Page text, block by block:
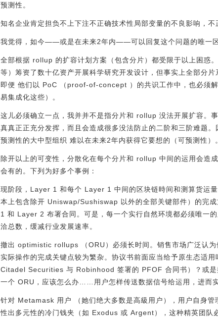
预测性。
知名企业肯定担负不上下注不正确技术性局部变量的不良影响，
我觉得，如今——或是在未来2年内——可以回复这个问题的唯一
全部根据 rollup 的扩容计划方案（包含分片）都受限于以上困
等）筹资了数十亿资产开展科学研究开发设计，但事实上全部分
即便 他们以 PoC （proof-of-concept ）的共识工作中，也必须
易集成化这些）。
这儿必须确立一点，我并并不是指分片和 rollup 没法开展扩容。
真真正正充分发挥，而且会造成很多没法防止的二阶和三阶难题
预测性的大中型组织 难以在未来2年内获得它要想的（可预测性）
除开以上的可变性，分散化在每个分片和 rollup 中间的运用会造
会有的。下列为好多个事例：
现阶段，Layer 1 和每个 Layer 1 中间的区块链時间和测算货运
本上包含除开 Uniswap/Sushiswap 以外的全部关键部件）的完
1 和 Layer 2 布署合同。可是，每一个实行自然环境都必须唯一
洽总数，缓减行业发展速率。
撤出 optimistic rollups （ORU）必须长时间。销售市场广泛认
实际操作的完成关键点较为繁杂。协议书前面应当给予原生态适
Citadel Securities 与 Robinhood 签署的 PFOF 合同书）？或是
一个 ORU，应该怎么办……用户怎样传送数据信号给运用，进
针对 Metamask 用户 （她们绝大多数是高級用户），用户自身
性出多元性的冷门钱夹（如 Exodus 或 Argent），这种精英团队